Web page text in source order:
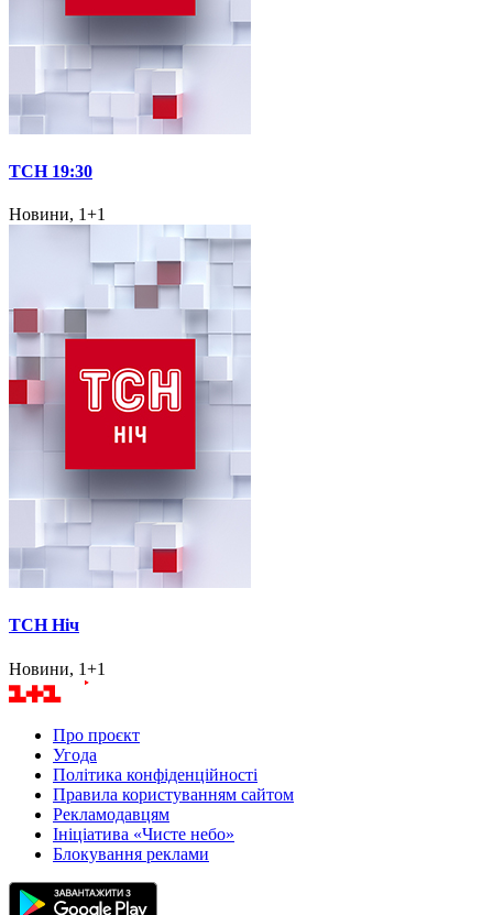
ТСН 19:30
Новини, 1+1
ТСН Ніч
Новини, 1+1
Про проєкт
Угода
Політика конфіденційності
Правила користуванням сайтом
Рекламодавцям
Ініціатива «Чисте небо»
Блокування реклами